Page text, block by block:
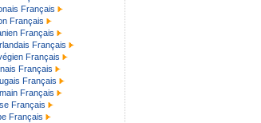
Français
Français
Français
Français
Français
Français
Français
Français
Français
Français